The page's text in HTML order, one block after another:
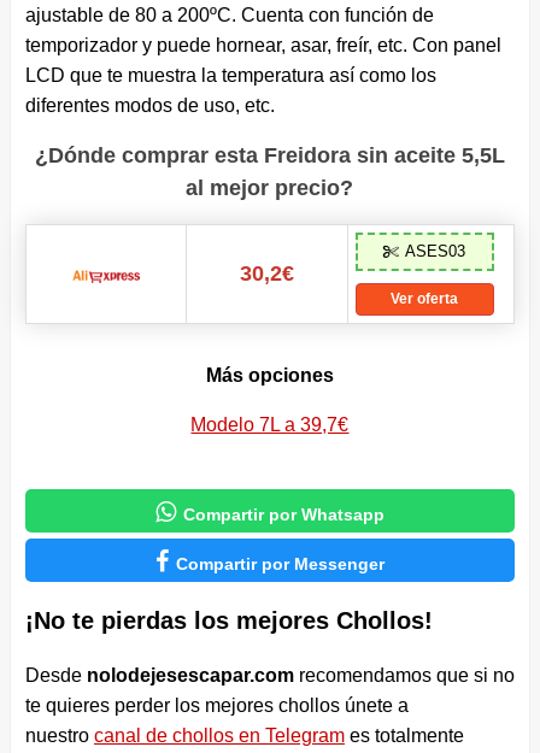
ajustable de 80 a 200ºC. Cuenta con función de
temporizador y puede hornear, asar, freír, etc. Con panel
LCD que te muestra la temperatura así como los
diferentes modos de uso, etc.
¿Dónde comprar esta Freidora sin aceite 5,5L
al mejor precio?
30,2€
ASES03
Ver oferta
Más opciones
Modelo 7L a 39,7€
 Compartir por Whatsapp
 Compartir por Messenger
¡No te pierdas los mejores Chollos!
Desde nolodejesescapar.comrecomendamos que si no
te quieres perder los mejores chollos únete a
nuestro canal de chollos en Telegrames totalmente